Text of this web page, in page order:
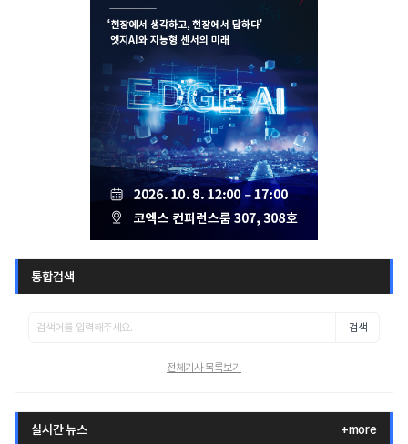
통합검색
검색
전체기사 목록보기
실시간 뉴스 +more